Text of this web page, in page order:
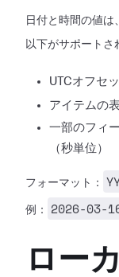
日付と時間の値は、
以下がサポートさ
UTCオフセ
アイテムの
一部のフィ
（秒単位）
フォーマット：
例： 2026-03-
ロー